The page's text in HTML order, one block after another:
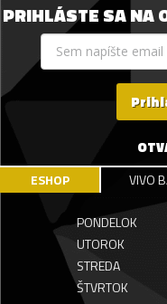
PRIHLÁSTE SA NA
ESHOP VIVO
PONDELOK
UTOROK
STREDA
ŠTVRTOK